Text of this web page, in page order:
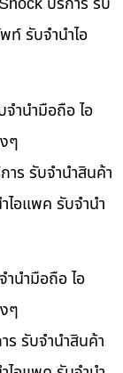
ท์ รับจำนำไอ
ำนำมือถือ ไอ
ๆ
ร รับจำนำสินค้า
ไอแพค รับจำนำ
ำนำมือถือ ไอ
ๆ
รับจำนำสินค้า